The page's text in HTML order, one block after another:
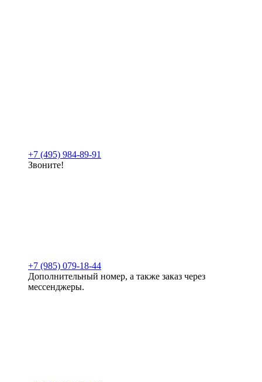
+7 (495) 984-89-91
Звоните!
+7 (985) 079-18-44
Дополнительный номер, а также заказ через
мессенджеры.